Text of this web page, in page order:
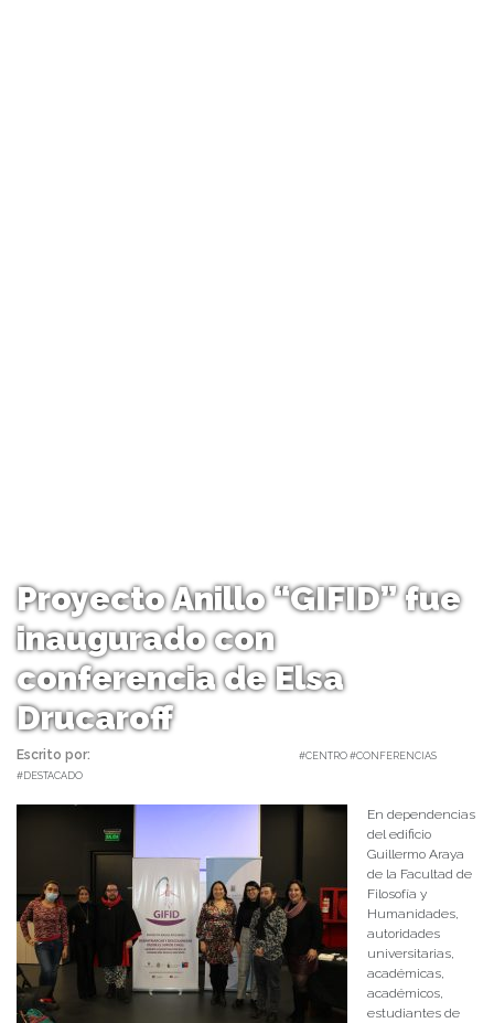
Proyecto Anillo “GIFID” fue
inaugurado con
conferencia de Elsa
Drucaroff
Escrito por:
#CENTRO #CONFERENCIAS
#DESTACADO
En dependencias
del edificio
Guillermo Araya
de la Facultad de
Filosofía y
Humanidades,
autoridades
universitarias,
académicas,
académicos,
estudiantes de